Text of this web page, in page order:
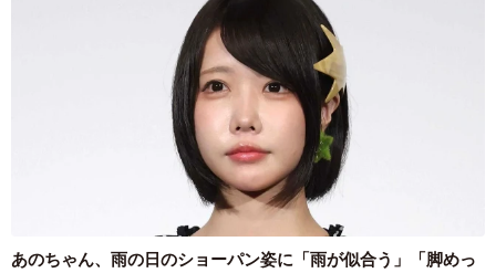
あのちゃん、雨の日のショーパン姿に「雨が似合う」「脚めっ